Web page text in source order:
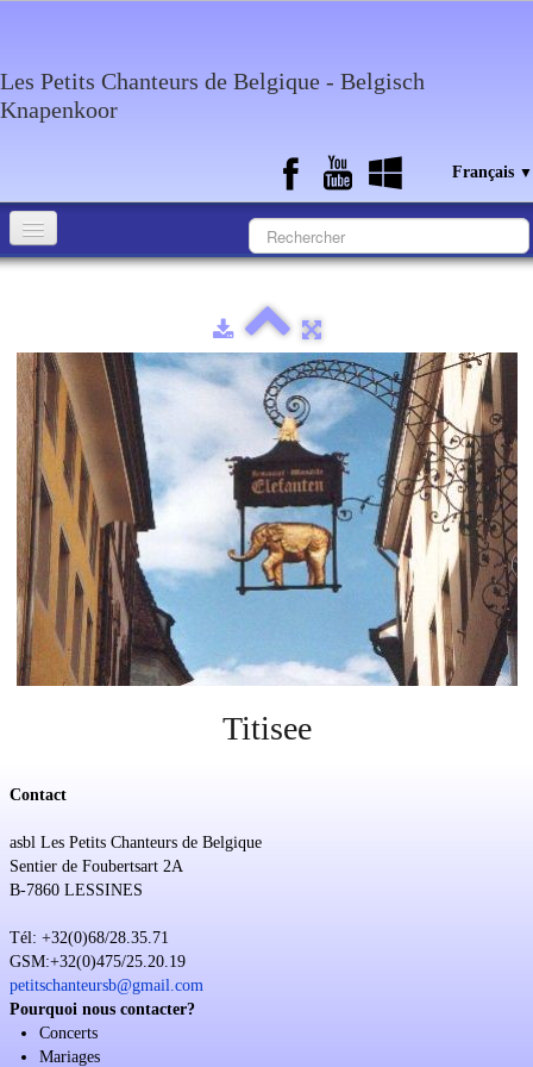
Les Petits Chanteurs de Belgique - Belgisch
Knapenkoor
Français ▼
Medias
Agenda
Discographie
Contact
Soutien
Sponsoring
Événements
Titisee
Contact
asbl Les Petits Chanteurs de Belgique
Sentier de Foubertsart 2A
B-7860 LESSINES
Tél: +32(0)68/28.35.71
GSM:+32(0)475/25.20.19
petitschanteursb@gmail.com
Pourquoi nous contacter?
Concerts
Mariages